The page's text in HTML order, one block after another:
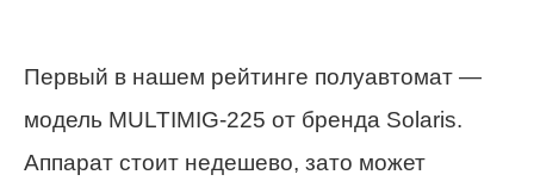
Первый в нашем рейтинге полуавтомат —
модель MULTIMIG-225 от бренда Solaris.
Аппарат стоит недешево, зато может